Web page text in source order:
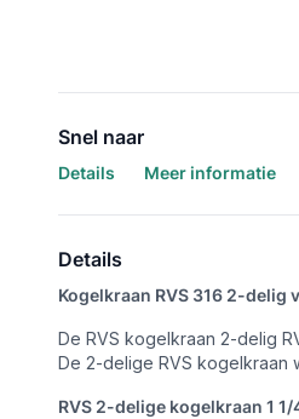
Snel naar
Details Meer informatie
Details
Kogelkraan RVS 316 2-delig
De RVS kogelkraan 2-delig
De 2-delige RVS kogelkraan
RVS 2-delige kogelkraan 1 1/